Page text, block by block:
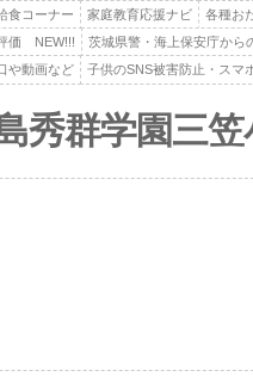
食コーナー 家庭教育応援ナビ
各種お
価 NEW!!!
茨城県警・海上保安庁から
や動画など
子供のSNS被害防止・スマ
秀群学園三